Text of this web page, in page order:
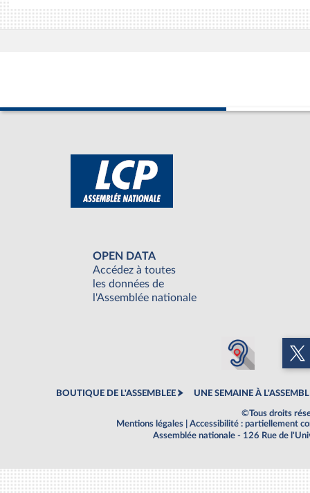
OPEN DATA
Accédez à toutes
les données de
l'Assemblée nationale
BOUTIQUE DE L'ASSEMBLEE UNE SEMAINE À
©Tous droits
Mentions légales
Accessibilité : partiellement
Assemblée nationale - 126 Rue de